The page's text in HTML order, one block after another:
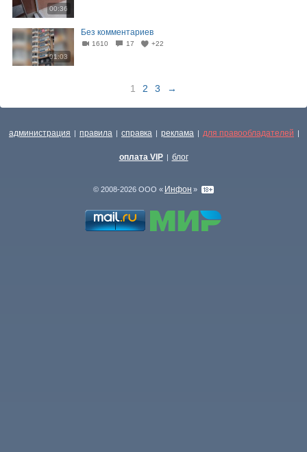
00:36
01:03
Без комментариев
1610 17 +22
1 2 3 →
администрация | правила | справка | реклама | для правообладателей |
оплата VIP | блог
© 2008-2026 ООО « Инфон »